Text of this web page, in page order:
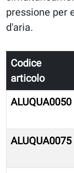
pressione per
d'aria.
Codice
articolo
ALUQUA0050
ALUQUA0075